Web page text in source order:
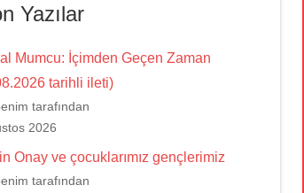
Yazılar
Mumcu: İçimden Geçen Zaman
tarihli ileti)
tarafından
2026
Onay ve çocuklarımız gençlerimiz
tarafından